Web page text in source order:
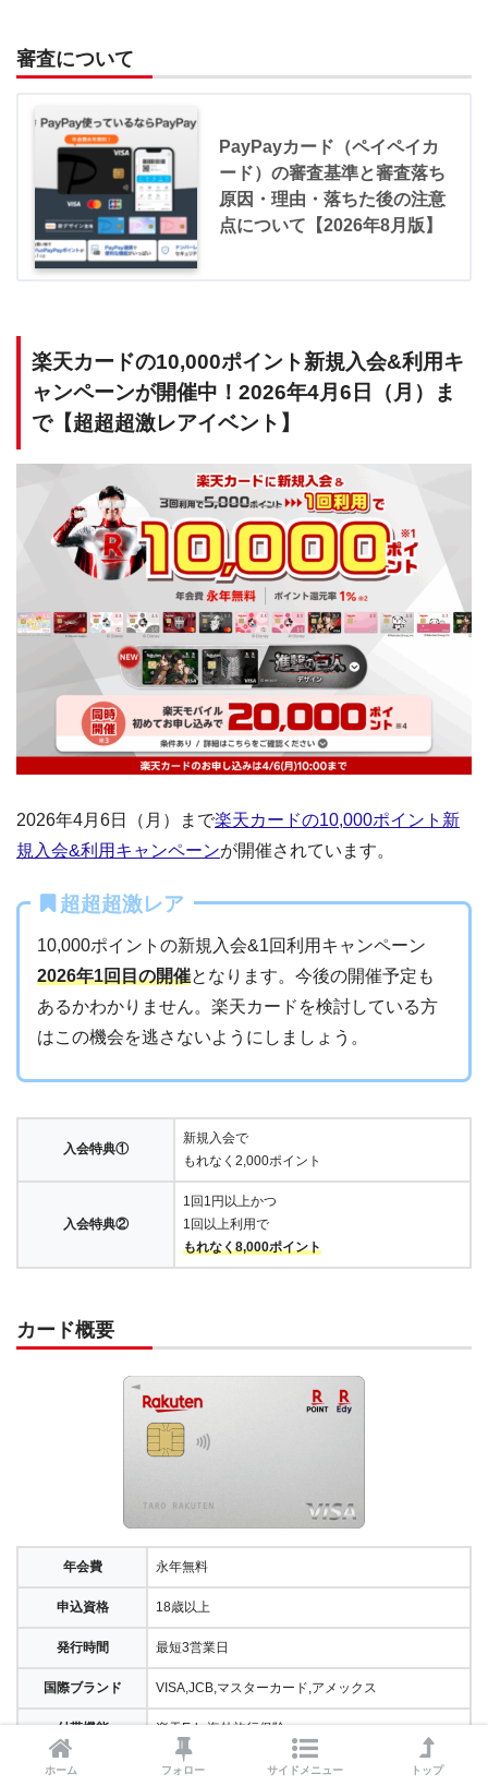
審査について
PayPayカード（ペイペイカ
ード）の審査基準と審査落ち
原因・理由・落ちた後の注意
点について【2026年8月版】
楽天カードの10,000ポイント新規入会&利用キ
ャンペーンが開催中！2026年4月6日（月）ま
で【超超超激レアイベント】
2026年4月6日（月）まで楽天カードの10,000ポイント新
規入会&利用キャンペーンが開催されています。
超超超激レア
10,000ポイントの新規入会&1回利用キャンペーン
2026年1回目の開催となります。今後の開催予定も
あるかわかりません。楽天カードを検討している方
はこの機会を逃さないようにしましょう。
入会特典①
新規入会で
もれなく2,000ポイント
入会特典②
1回1円以上かつ
1回以上利用で
もれなく8,000ポイント
カード概要
年会費 永年無料
申込資格 18歳以上
発行時間 最短3営業日
国際ブランド VISA,JCB,マスターカード,アメックス
付帯機能 楽天Edy,海外旅行保険
ホーム フォロー サイドメニュー トップ